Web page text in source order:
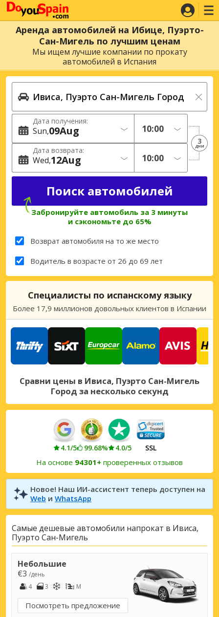
Аренда автомобилей на Ибице, Пуэрто-
Сан-Мигель по лучшим ценам
Мы ищем лучшие компании по прокату
автомобилей в Испания
Дата получения:
Sun 09Aug
Дата возврата:
Wed 12Aug
3
дни
Забронируйте автомобиль за 3 минуты
и сэкономьте до 65%
Возврат автомобиля на то же место
Водитель в возрасте от 26 до 69 лет
Специалисты по испанскому языку
Более 17,9 миллионов довольных клиентов в Испании
Сравни цены в Ивиса, Пуэрто Сан-Мигель
Город за несколько секунд
4.1/5 99.68% 4.0/5 SSL
На основе 94301+ проверенных отзывов
Новое! Наш ИИ-ассистент теперь доступен на
Web и WhatsApp
Самые дешевые автомобили напрокат в Ивиса,
Пуэрто Сан-Мигель
Небольшие
€3 /день
4
3 M
Посмотреть предложение